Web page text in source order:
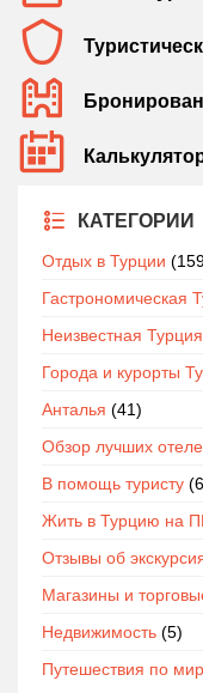
КАТЕГОРИИ
Отдых в Турции
Гастрономическая
Неизвестная Турция
Города и курорты
Анталья (41)
Обзор лучших
В помощь туристу
Жить в Турцию на
Отзывы об
Магазины и
Недвижимость (5)
Путешествия по